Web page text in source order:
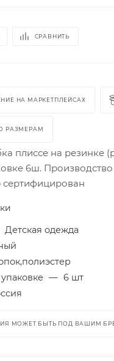
СРАВНИТЬ
НА МАРКЕТПЛЕЙСАХ
РАЗМЕРАМ
плиссе на резинке
6ш. Производство
сертифицирован
Детская одежда
— 6 шт
МОЖЕТ БЫТЬ ПОД ВАШИМ